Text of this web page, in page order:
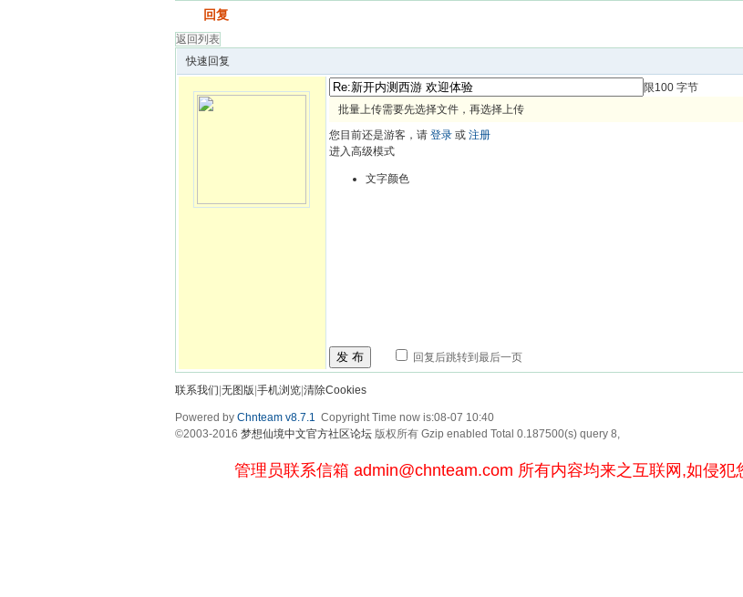
回复
返回列表
快速回复
限100 字节
批量上传需要先选择文件，再选择上传
您目前还是游客，请 登录 或 注册
进入高级模式
文字颜色
发 布 回复后跳转到最后一页
联系我们 无图版 手机浏览 清除Cookies
Powered by Chnteam v8.7.1 Copyright Time now is:08-07 10:40
©2003-2016 梦想仙境中文官方社区论坛 版权所有 Gzip enabled Total 0.187500(s) query 8,
管理员联系信箱 admin@chnteam.com 所有内容均来之互联网,如侵